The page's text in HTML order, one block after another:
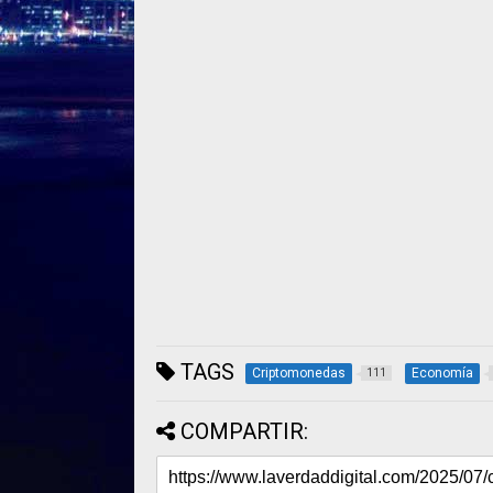
TAGS Criptomonedas 111 Economía
COMPARTIR: